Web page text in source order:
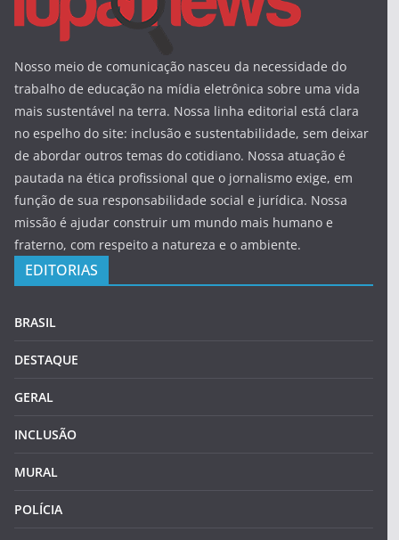
Nosso meio de comunicação nasceu da necessidade do
trabalho de educação na mídia eletrônica sobre uma vida
mais sustentável na terra. Nossa linha editorial está clara
no espelho do site: inclusão e sustentabilidade, sem deixar
de abordar outros temas do cotidiano. Nossa atuação é
pautada na ética profissional que o jornalismo exige, em
função de sua responsabilidade social e jurídica. Nossa
missão é ajudar construir um mundo mais humano e
fraterno, com respeito a natureza e o ambiente.
EDITORIAS
BRASIL
DESTAQUE
GERAL
INCLUSÃO
MURAL
POLÍCIA